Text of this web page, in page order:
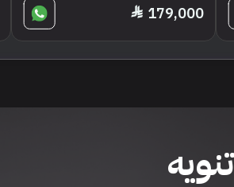
179,000
تنويه